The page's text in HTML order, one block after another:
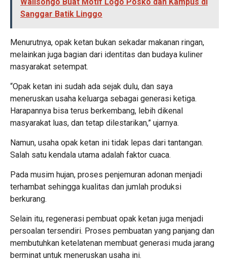
Walisongo Buat Motif Logo Posko dan Kampus di
Sanggar Batik Linggo
Menurutnya, opak ketan bukan sekadar makanan ringan,
melainkan juga bagian dari identitas dan budaya kuliner
masyarakat setempat.
“Opak ketan ini sudah ada sejak dulu, dan saya
meneruskan usaha keluarga sebagai generasi ketiga.
Harapannya bisa terus berkembang, lebih dikenal
masyarakat luas, dan tetap dilestarikan,” ujarnya.
Namun, usaha opak ketan ini tidak lepas dari tantangan.
Salah satu kendala utama adalah faktor cuaca.
Pada musim hujan, proses penjemuran adonan menjadi
terhambat sehingga kualitas dan jumlah produksi
berkurang.
Selain itu, regenerasi pembuat opak ketan juga menjadi
persoalan tersendiri. Proses pembuatan yang panjang dan
membutuhkan ketelatenan membuat generasi muda jarang
berminat untuk meneruskan usaha ini.